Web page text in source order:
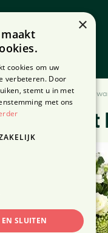
Rouwbloemen
×
cookies om uw
verbeteren. Door
stemt u in met
met ons
SLUITEN